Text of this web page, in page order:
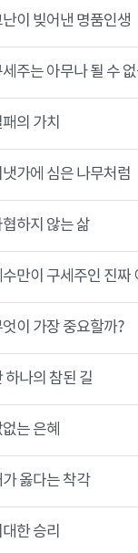
난이 빚어낸 명품인생
세주는 아무나 될 수
의 가치
냇가에 심은 나무처럼
협하지 않는 삶
수만이 구세주인 진짜
엇이 가장 중요할까?
하나의 참된 길
는 은혜
가 옳다는 착각
한 승리